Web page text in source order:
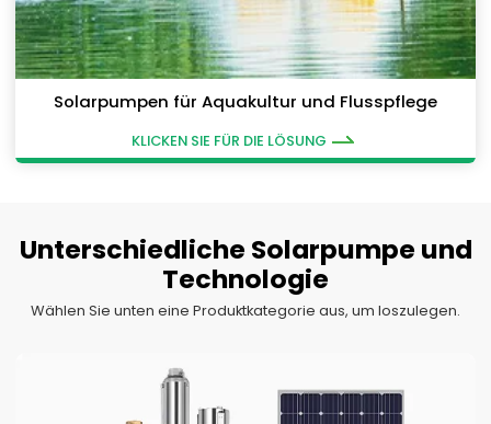
Solarpumpen für Aquakultur und Flusspflege
KLICKEN SIE FÜR DIE LÖSUNG
Unterschiedliche Solarpumpe und
Technologie
Wählen Sie unten eine Produktkategorie aus, um loszulegen.